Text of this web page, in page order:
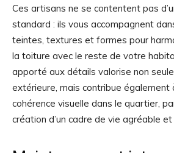
Ces artisans ne se contentent pas
standard : ils vous accompagnent
teintes, textures et formes pour
la toiture avec le reste de votre
apporté aux détails valorise non
extérieure, mais contribue également
cohérence visuelle dans le quartier,
création d’un cadre de vie agréable et